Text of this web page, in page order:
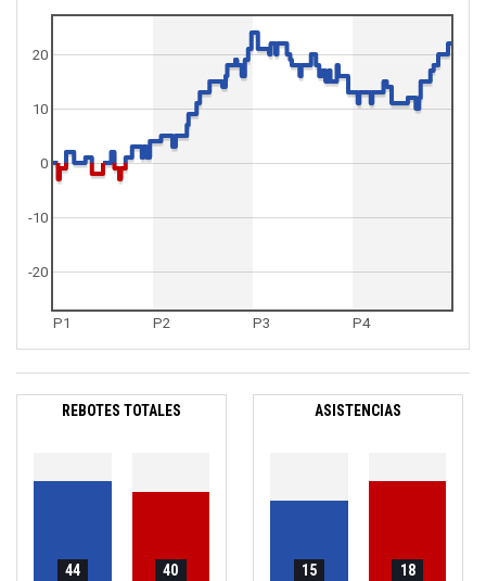
P1 P2 P3 P4
0
10
20
-20
-10
REBOTES TOTALES
44 40
ASISTENCIAS
15 18